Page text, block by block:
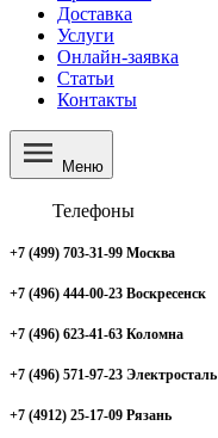
Доставка
Услуги
Онлайн-заявка
Статьи
Контакты
Меню
Телефоны
+7 (499) 703-31-99 Москва
+7 (496) 444-00-23 Воскресенск
+7 (496) 623-41-63 Коломна
+7 (496) 571-97-23 Электросталь
+7 (4912) 25-17-09 Рязань